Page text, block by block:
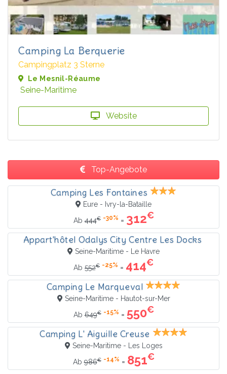
Camping La Berquerie
Campingplatz 3 Sterne
Le Mesnil-Réaume
Seine-Maritime
Website
Top-Angebote
Camping Les Fontaines
Eure - Ivry-la-Bataille
Ab444€ -30% = 312€
Appart'hôtel Odalys City Centre Les Docks
Seine-Maritime - Le Havre
Ab 552€ -25% = 414€
Camping Le Marqueval
Seine-Maritime - Hautot-sur-Mer
Ab649€ -15% = 550€
Camping L' Aiguille Creuse
Seine-Maritime - Les Loges
Ab986€ -14% = 851€